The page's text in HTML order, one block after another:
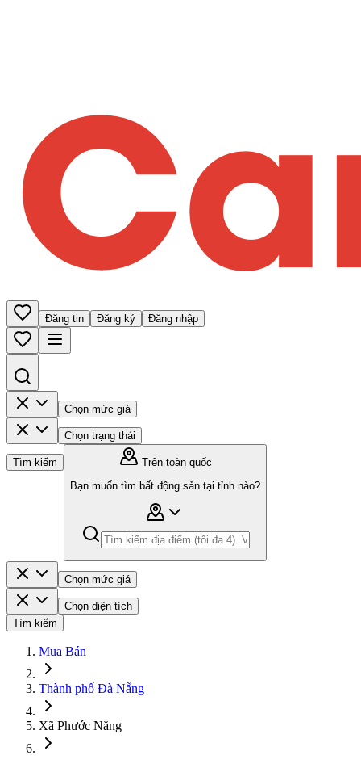
Đăng tin Đăng ký Đăng nhập
Chọn mức giá
Chọn trạng thái
Tìm kiếm
Trên toàn quốc
Bạn muốn tìm bất động sản tại tỉnh nào?
Chọn mức giá
Chọn diện tích
Tìm kiếm
Mua Bán
Thành phố Đà Nẵng
Xã Phước Năng